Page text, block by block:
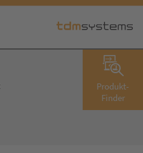
Produkt-
Finder